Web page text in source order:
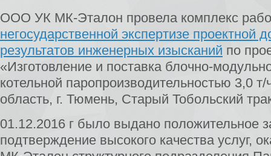
ООО УК МК-Эталон провела комплекс
негосударственной экспертизе проектной
результатов инженерных изысканий по
«Изготовление и поставка блочно-
котельной паропроизводительностью 3,0
область, г. Тюмень, Старый Тобольский
01.12.2016 г было выдано положительное
подтверждение высокого качества услуг,